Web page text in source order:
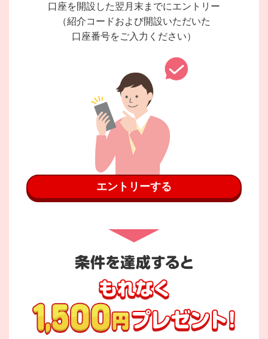
口座を開設した翌月末までにエントリー
（紹介コードおよび開設いただいた
口座番号をご入力ください）
エントリーする